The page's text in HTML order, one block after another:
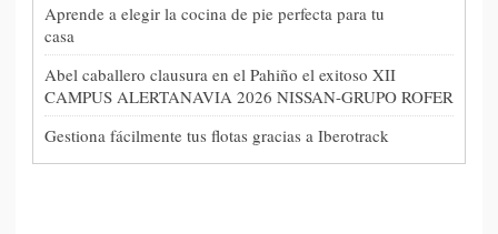
Aprende a elegir la cocina de pie perfecta para tu
casa
Abel caballero clausura en el Pahiño el exitoso XII
CAMPUS ALERTANAVIA 2026 NISSAN-GRUPO ROFER
Gestiona fácilmente tus flotas gracias a Iberotrack